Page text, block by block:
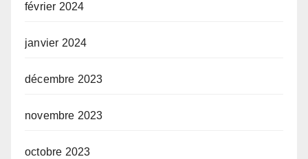
février 2024
janvier 2024
décembre 2023
novembre 2023
octobre 2023